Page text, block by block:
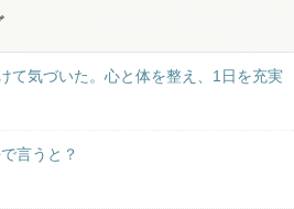
て気づいた。心と体を整え、1日を充実
言うと？